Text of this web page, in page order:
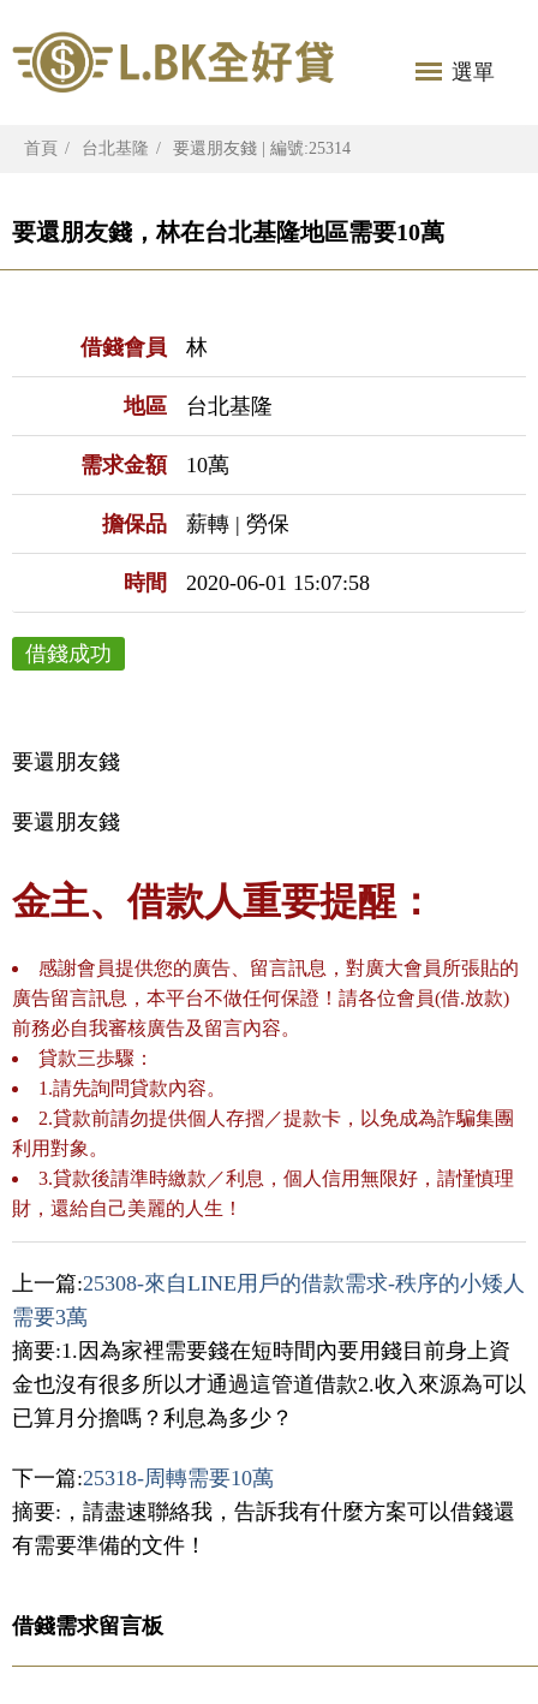
選單
首頁 台北基隆 要還朋友錢 | 編號:25314
要還朋友錢，林在台北基隆地區需要10萬
借錢會員 林
地區 台北基隆
需求金額 10萬
擔保品 薪轉 | 勞保
時間 2020-06-01 15:07:58
借錢成功
要還朋友錢
要還朋友錢
金主、借款人重要提醒：
感謝會員提供您的廣告、留言訊息，對廣大會員所張貼的
廣告留言訊息，本平台不做任何保證！請各位會員(借.放款)
前務必自我審核廣告及留言內容。
貸款三歩驟：
1.請先詢問貸款內容。
2.貸款前請勿提供個人存摺／提款卡，以免成為詐騙集團
利用對象。
3.貸款後請準時繳款／利息，個人信用無限好，請慬慎理
財，還給自己美麗的人生！
上一篇:25308-來自LINE用戶的借款需求-秩序的小矮人
需要3萬
摘要:1.因為家裡需要錢在短時間內要用錢目前身上資
金也沒有很多所以才通過這管道借款2.收入來源為可以
已算月分擔嗎？利息為多少？
下一篇:25318-周轉需要10萬
摘要:，請盡速聯絡我，告訴我有什麼方案可以借錢還
有需要準備的文件！
借錢需求留言板